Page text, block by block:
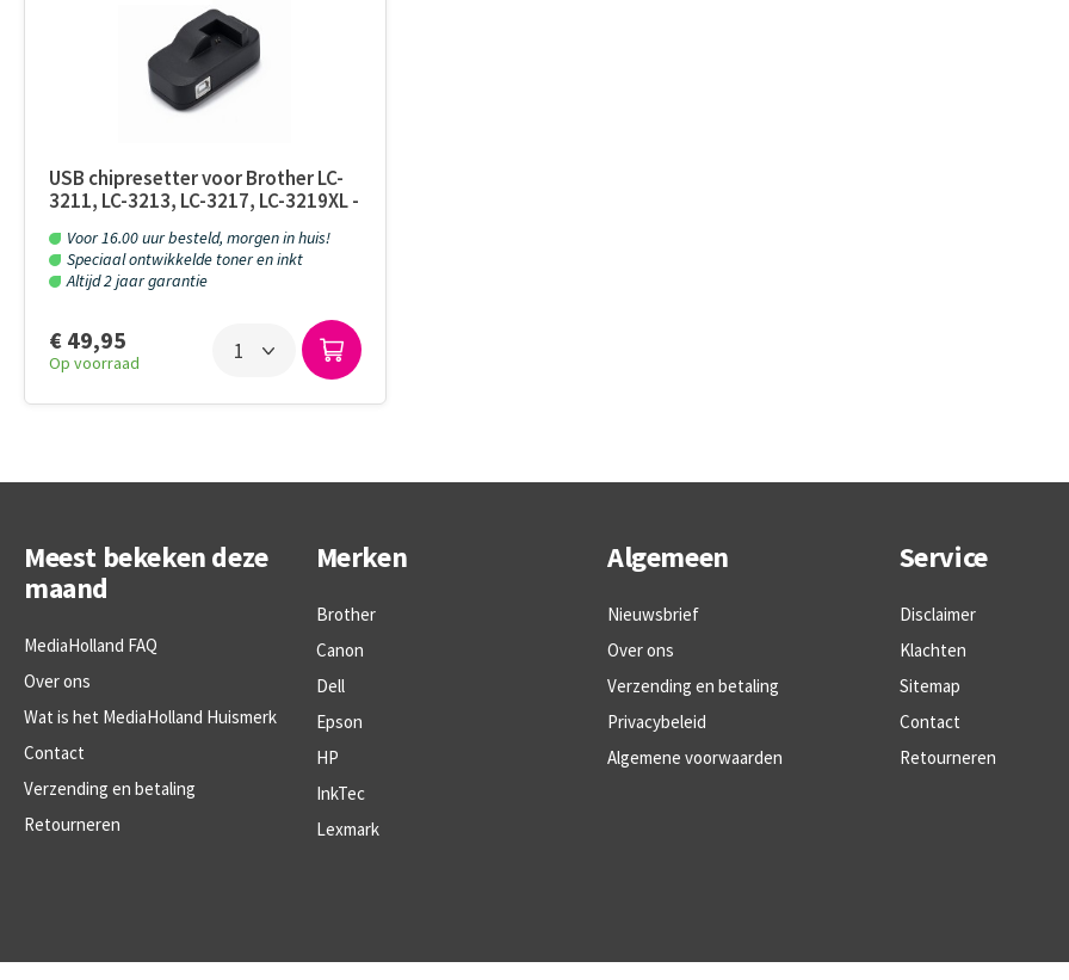
USB chipresetter voor Brother LC-
3211, LC-3213, LC-3217, LC-3219XL -
Voor 16.00 uur besteld, morgen in huis!
Speciaal ontwikkelde toner en inkt
Altijd 2 jaar garantie
€ 49,95
Op voorraad
Meest bekeken deze
maand
MediaHolland FAQ
Over ons
Wat is het MediaHolland Huismerk
Contact
Verzending en betaling
Retourneren
Merken
Brother
Canon
Dell
Epson
HP
InkTec
Lexmark
Algemeen
Nieuwsbrief
Over ons
Verzending en betaling
Privacybeleid
Algemene voorwaarden
Service
Disclaimer
Klachten
Sitemap
Contact
Retourneren